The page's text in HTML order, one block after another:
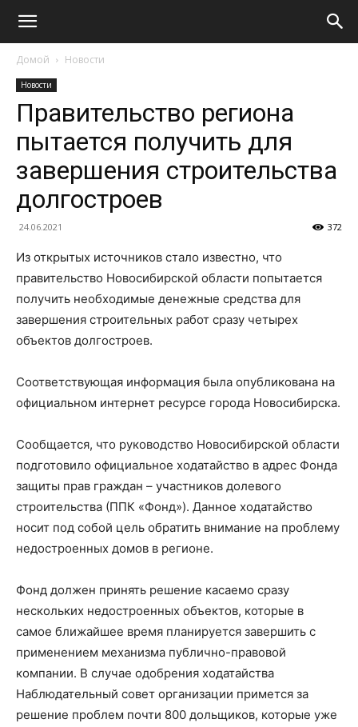
Домой Новости
Новости
Правительство региона
пытается получить для
завершения строительства
долгостроев
24.06.2021 372
Из открытых источников стало известно, что
правительство Новосибирской области попытается
получить необходимые денежные средства для
завершения строительных работ сразу четырех
объектов долгостроев.
Соответствующая информация была опубликована на
официальном интернет ресурсе города Новосибирска.
Сообщается, что руководство Новосибирской области
подготовило официальное ходатайство в адрес Фонда
защиты прав граждан – участников долевого
строительства (ППК «Фонд»). Данное ходатайство
носит под собой цель обратить внимание на проблему
недостроенных домов в регионе.
Фонд должен принять решение касаемо сразу
нескольких недостроенных объектов, которые в
самое ближайшее время планируется завершить с
применением механизма публично-правовой
компании. В случае одобрения ходатайства
Наблюдательный совет организации примется за
решение проблем почти 800 дольщиков, которые уже